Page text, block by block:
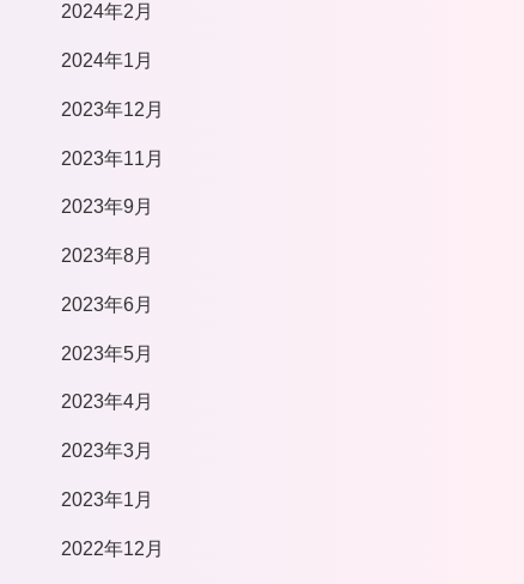
2024年2月
2024年1月
2023年12月
2023年11月
2023年9月
2023年8月
2023年6月
2023年5月
2023年4月
2023年3月
2023年1月
2022年12月